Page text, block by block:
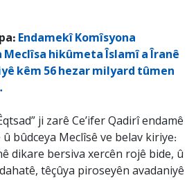
Endamekî Komîsyona
Meclîsa hikûmeta Îslamî a Îranê
kêm 56 hezar milyard tûmen
ji zarê Ce’ifer Qadirî endamê
bûdceya Meclîsê ve belav kiriye:
dikare bersiva xercên rojê bide, û
têçûya piroseyên avadaniyê